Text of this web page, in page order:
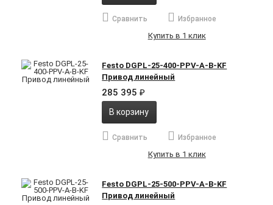
Сравнить Избранное
Купить в 1 клик
Festo DGPL-25-400-PPV-A-B-KF
Привод линейный
285 395₽
В корзину
Сравнить Избранное
Купить в 1 клик
Festo DGPL-25-500-PPV-A-B-KF
Привод линейный